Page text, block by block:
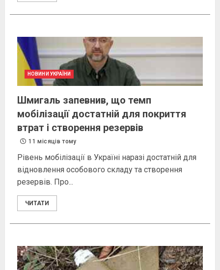
НОВИНИ УКРАЇНИ
Шмигаль запевнив, що темп
мобілізації достатній для покриття
втрат і створення резервів
11 місяців тому
Рівень мобілізації в Україні наразі достатній для
відновлення особового складу та створення
резервів. Про...
ЧИТАТИ